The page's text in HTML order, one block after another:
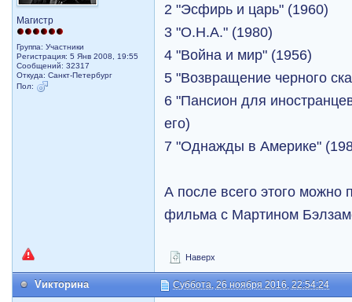
Магистр
Группа: Участники
Регистрация: 5 Янв 2008, 19:55
Сообщений: 32317
Откуда: Санкт-Петербург
Пол:
2 "Эсфирь и царь" (1960)
3 "О.Н.А." (1980)
4 "Война и мир" (1956)
5 "Возвращение черного
6 "Пансион для
его)
7 "Однажды в Америке"
А после всего этого можно
фильма с Мартином
Наверх
Vикторина Суббота, 26 ноября 2016, 22:54:24